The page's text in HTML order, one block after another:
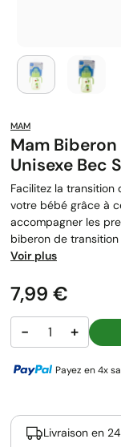
MAM
Mam
Unisexe Bec
Facilitez la
votre bébé grâce à
accompagner les
biberon de transition
Voir plus
Prix
7,99 €
− +
Payez en 4x
Livraison en